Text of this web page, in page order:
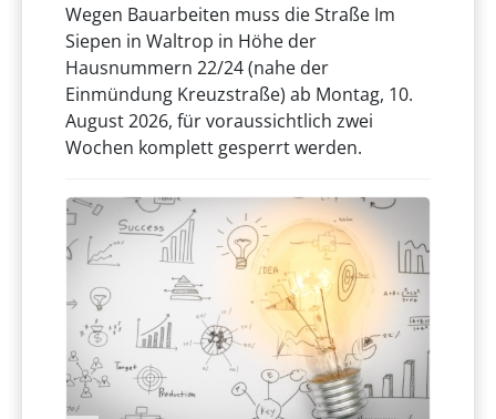
Wegen Bauarbeiten muss die Straße Im
Siepen in Waltrop in Höhe der
Hausnummern 22/24 (nahe der
Einmündung Kreuzstraße) ab Montag, 10.
August 2026, für voraussichtlich zwei
Wochen komplett gesperrt werden.